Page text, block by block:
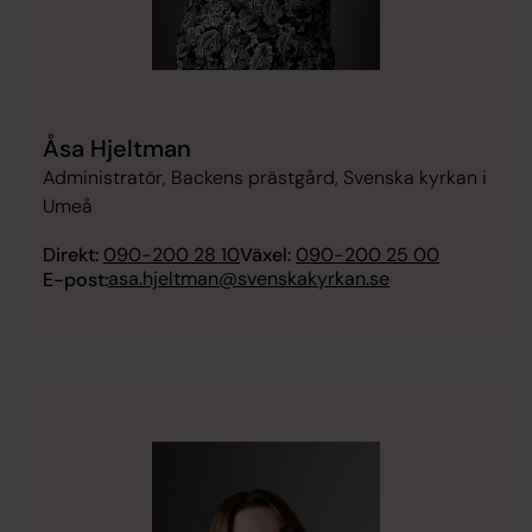
Åsa Hjeltman
Administratör, Backens prästgård, Svenska kyrkan i
Umeå
Direkt: 090-200 28 10Växel: 090-200 25 00
E-post:asa.hjeltman@svenskakyrkan.se